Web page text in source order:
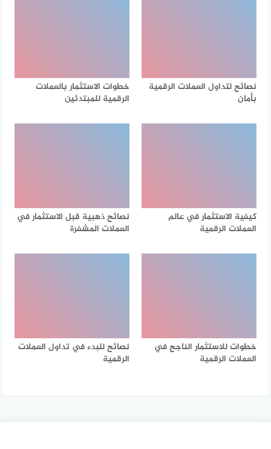
نصائح لتداول العملات الرقمية
بأمان
خطوات الاستثمار بالعملات
الرقمية للمبتدئين
كيفية الاستثمار في عالم
العملات الرقمية
نصائح ذهبية قبل الاستثمار في
العملات المشفرة
خطوات للاستثمار الناجح في
العملات الرقمية
نصائح للبدء في تداول العملات
الرقمية